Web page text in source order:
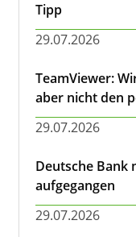
Tipp
29.07.2026
TeamViewer:
aber nicht den
29.07.2026
Deutsche Bank
aufgegangen
29.07.2026